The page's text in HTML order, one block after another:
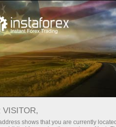
ngay lập tức Tải
Cho người mới
bắt đầu
Dành cho nhà
đầu tư
VISITOR,
shows that you are currently